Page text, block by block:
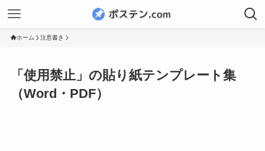
ホーム 注意書き
「使用禁止」の貼り紙テンプレート集
（Word・PDF）